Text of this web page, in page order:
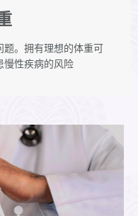
题。拥有理想的体重可
慢性疾病的风险